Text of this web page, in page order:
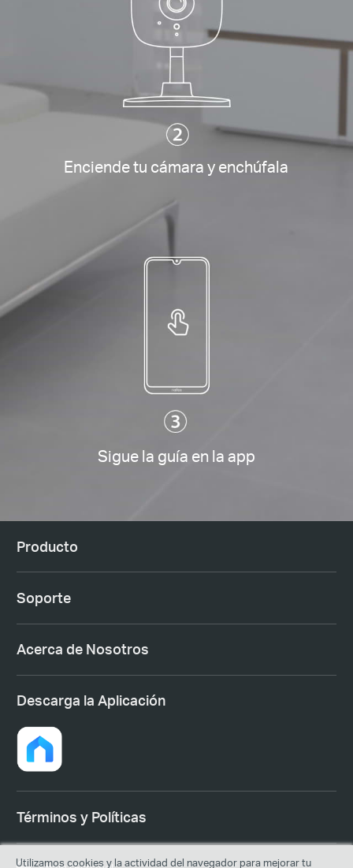
Enciende tu cámara y enchúfala
Sigue la guía en la app
Producto
Soporte
Acerca de Nosotros
Descarga la Aplicación
Términos y Políticas
Utilizamos cookies y la actividad del navegador para mejorar tu